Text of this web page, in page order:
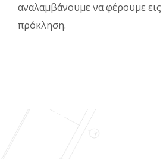
αναλαμβάνουμε να φέρουμε
πρόκληση.